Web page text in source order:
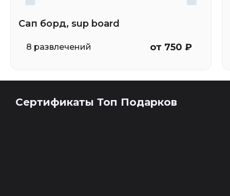
Сап борд, sup board
8 развлечений от 750 ₽
Сертификаты Топ Подарков